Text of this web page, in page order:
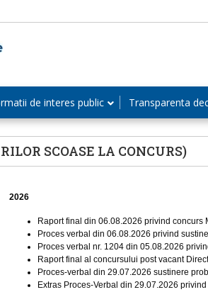
de interes public Transparenta
SCOASE LA CONCURS)
2026
Raport final din 06.08.2026 privind
Proces verbal din 06.08.2026 privind
Proces verbal nr. 1204 din 05.08.2026
Raport final al concursului post vacant
Proces-verbal din 29.07.2026 sustinere
Extras Proces-Verbal din 29.07.2026